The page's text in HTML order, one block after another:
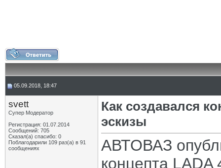
05.09.2018, 18:47
svett
Супер Модератор
Регистрация: 01.07.2014
Сообщений: 705
Сказал(а) спасибо: 0
Поблагодарили 109 раз(а) в 91
сообщениях
Как создавался
эскизы
АВТОВАЗ
концепта